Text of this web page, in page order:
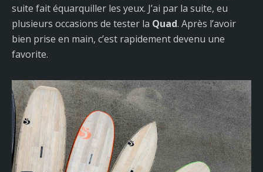
suite fait équarquiller les yeux. J’ai par la suite, eu
plusieurs occasions de tester la Quad. Après l’avoir
bien prise en main, c’est rapidement devenu une
favorite.